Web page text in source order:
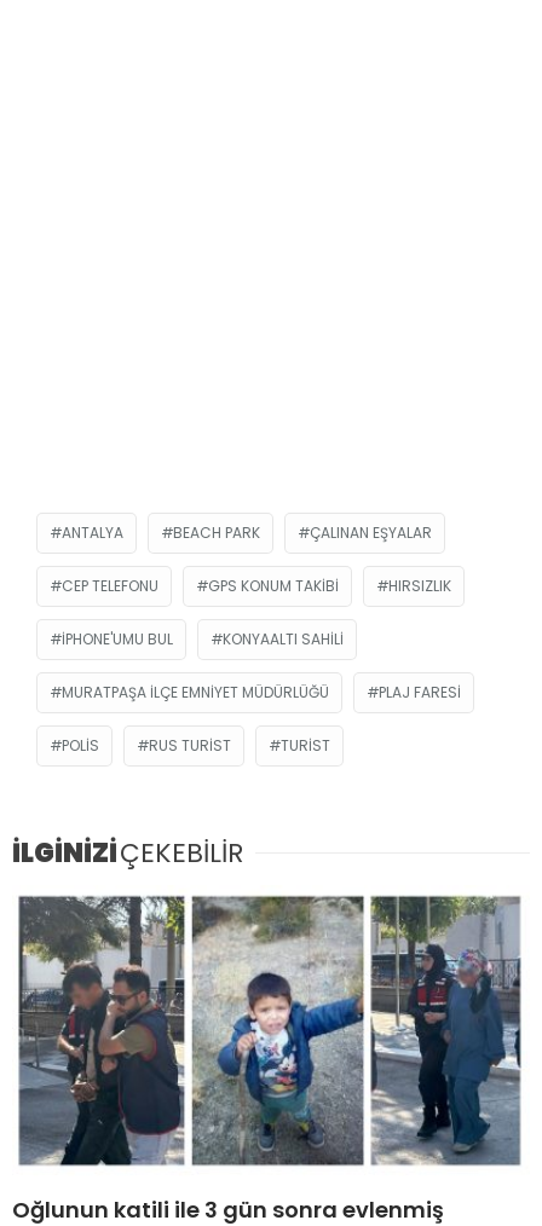
ANTALYA BEACH PARK ÇALINAN EŞYALAR
CEP TELEFONU GPS KONUM TAKIBI HIRSIZLIK
IPHONE'UMU BUL KONYAALTI SAHILI
MURATPAŞA İLÇE EMNIYET MÜDÜRLÜĞÜ PLAJ FARESI
POLIS RUS TURIST TURIST
İLGİNİZİÇEKEBİLİR
Oğlunun katili ile 3 gün sonra evlenmiş